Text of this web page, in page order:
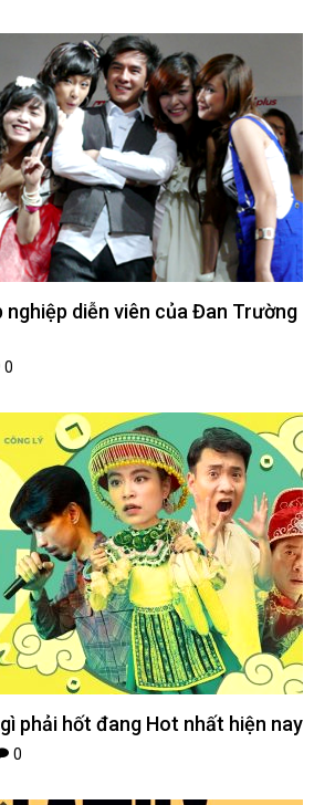
nghiệp diễn viên của Đan Trường
0
phải hốt đang Hot nhất hiện nay
0